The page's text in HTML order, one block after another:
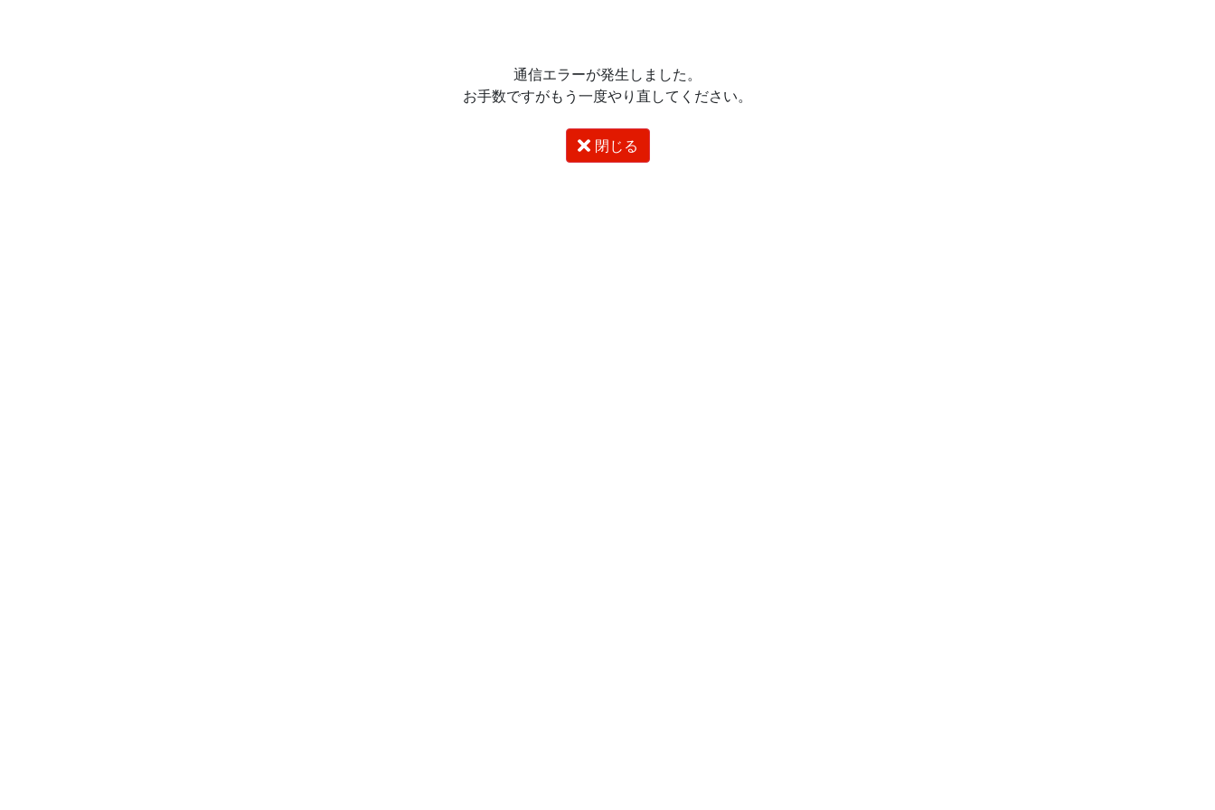
通信エラーが発生しました。
お手数ですがもう一度やり直してください。
閉じる